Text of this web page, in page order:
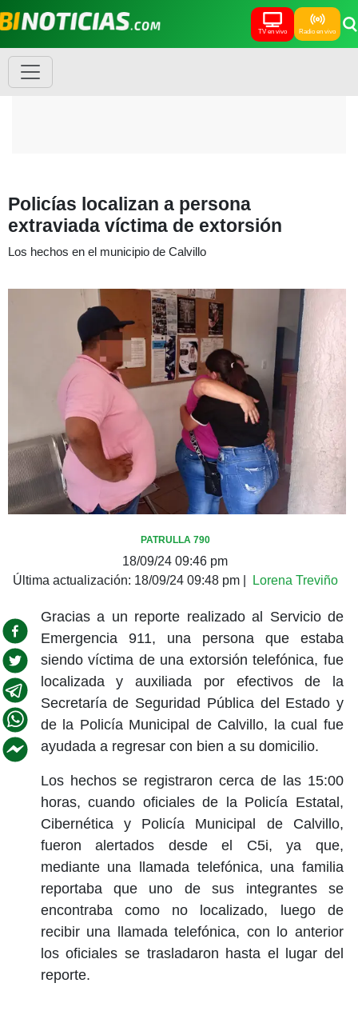
TV en vivo Radio en vivo
Policías localizan a persona
extraviada víctima de extorsión
Los hechos en el municipio de Calvillo
PATRULLA 790
18/09/24 09:46 pm
Última actualización: 18/09/24 09:48 pm| Lorena Treviño
Gracias a un reporte realizado al Servicio de
Emergencia 911, una persona que estaba
siendo víctima de una extorsión telefónica, fue
localizada y auxiliada por efectivos de la
Secretaría de Seguridad Pública del Estado y
de la Policía Municipal de Calvillo, la cual fue
ayudada a regresar con bien a su domicilio.
Los hechos se registraron cerca de las 15:00
horas, cuando oficiales de la Policía Estatal,
Cibernética y Policía Municipal de Calvillo,
fueron alertados desde el C5i, ya que,
mediante una llamada telefónica, una familia
reportaba que uno de sus integrantes se
encontraba como no localizado, luego de
recibir una llamada telefónica, con lo anterior
los oficiales se trasladaron hasta el lugar del
reporte.